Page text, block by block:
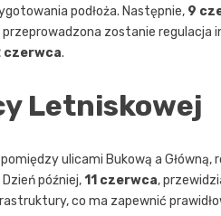
podłoża. Następnie, 9
przeprowadzona zostanie regulacja
czerwca.
Letniskowej
ulicami Bukową a Główną,
później,11 czerwca,
co ma zapewnić